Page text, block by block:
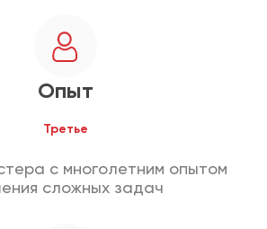
Опыт
Третье
с многолетним опытом
сложных задач